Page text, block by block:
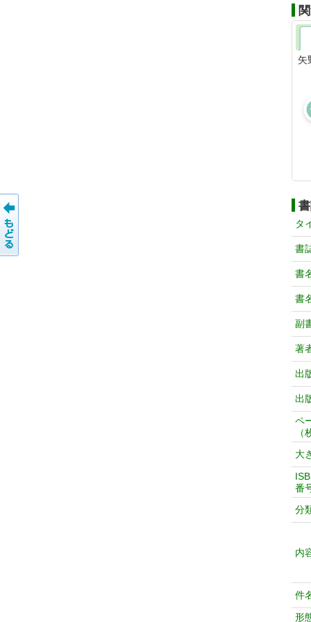
矢
タ
書
書
書
副
著
出
出
（
大
番
分
内
件
形